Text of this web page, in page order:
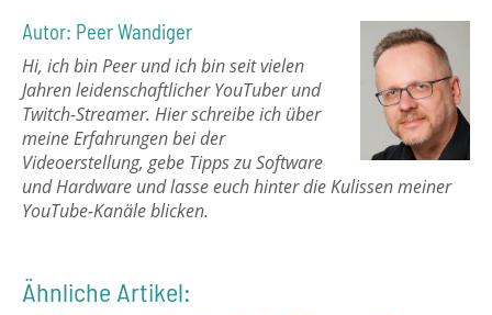
Autor: Peer Wandiger
Hi, ich bin Peer und ich bin seit vielen
Jahren leidenschaftlicher YouTuber und
Twitch-Streamer. Hier schreibe ich über
meine Erfahrungen bei der
Videoerstellung, gebe Tipps zu Software
und Hardware und lasse euch hinter die Kulissen meiner
YouTube-Kanäle blicken.
Ähnliche Artikel: